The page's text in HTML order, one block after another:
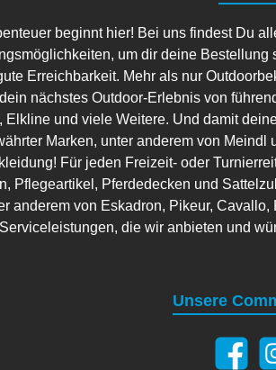
beginnt hier! Bei uns findest Du
um dir deine
Erreichbarkeit. Mehr als nur
nächstes Outdoor-Erlebnis von
und viele Weitere. Und damit
Marken, unter anderem von
Für jeden Freizeit- oder
Pflegeartikel, Pferdedecken und
anderem von Eskadron, Pikeur,
Serviceleistungen, die wir anbieten und
Unsere